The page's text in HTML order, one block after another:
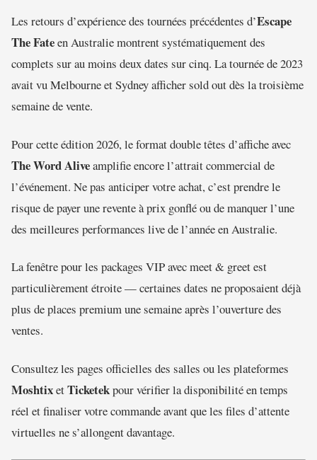
Les retours d’expérience des tournées précédentes d’Escape
The Fateen Australie montrent systématiquement des
complets sur au moins deux dates sur cinq. La tournée de 2023
avait vu Melbourne et Sydney afficher sold out dès la troisième
semaine de vente.
Pour cette édition 2026, le format double têtes d’affiche avec
The Word Aliveamplifie encore l’attrait commercial de
l’événement. Ne pas anticiper votre achat, c’est prendre le
risque de payer une revente à prix gonflé ou de manquer l’une
des meilleures performances live de l’année en Australie.
La fenêtre pour les packages VIP avec meet & greet est
particulièrement étroite — certaines dates ne proposaient déjà
plus de places premium une semaine après l’ouverture des
ventes.
Consultez les pages officielles des salles ou les plateformes
MoshtixetTicketekpour vérifier la disponibilité en temps
réel et finaliser votre commande avant que les files d’attente
virtuelles ne s’allongent davantage.